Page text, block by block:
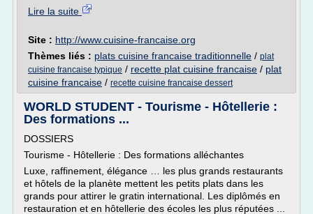
Lire la suite
Site : http://www.cuisine-francaise.org
Thèmes liés : plats cuisine francaise traditionnelle / plat
cuisine francaise typique / recette plat cuisine francaise / plat
cuisine francaise / recette cuisine francaise dessert
WORLD STUDENT - Tourisme - Hôtellerie :
Des formations ...
DOSSIERS
Tourisme - Hôtellerie : Des formations alléchantes
Luxe, raffinement, élégance … les plus grands restaurants
et hôtels de la planète mettent les petits plats dans les
grands pour attirer le gratin international. Les diplômés en
restauration et en hôtellerie des écoles les plus réputées ...